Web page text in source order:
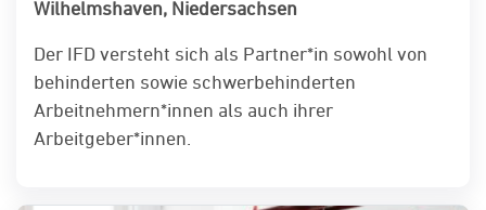
Wilhelmshaven, Niedersachsen
Der IFD versteht sich als Partner*in sowohl von
behinderten sowie schwerbehinderten
Arbeitnehmern*innen als auch ihrer
Arbeitgeber*innen.